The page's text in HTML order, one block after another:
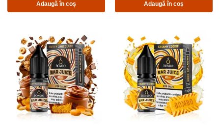
Adaugă în coș Adaugă în coș